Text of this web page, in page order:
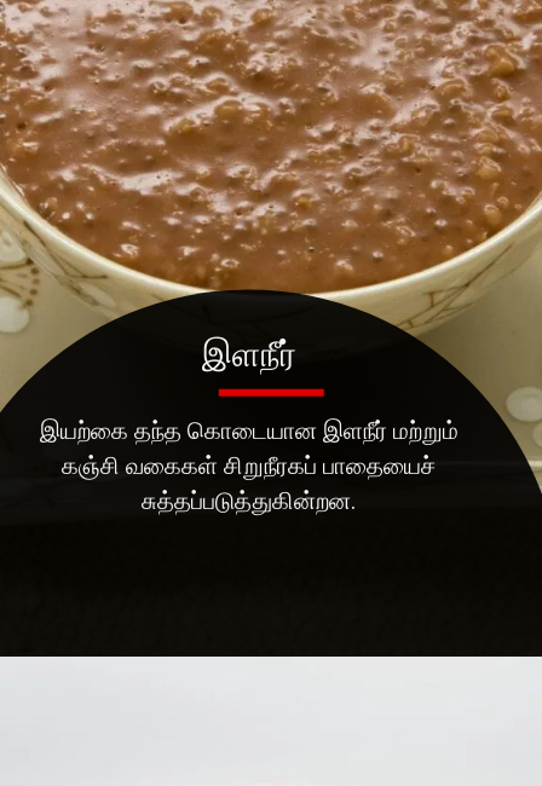
இயற்கை தந்த கொடையான இளநீர் மற்றும்
கஞ்சி வகைகள் சிறுநீரகப் பாதையைச்
சுத்தப்படுத்துகின்றன.
இளநீர்